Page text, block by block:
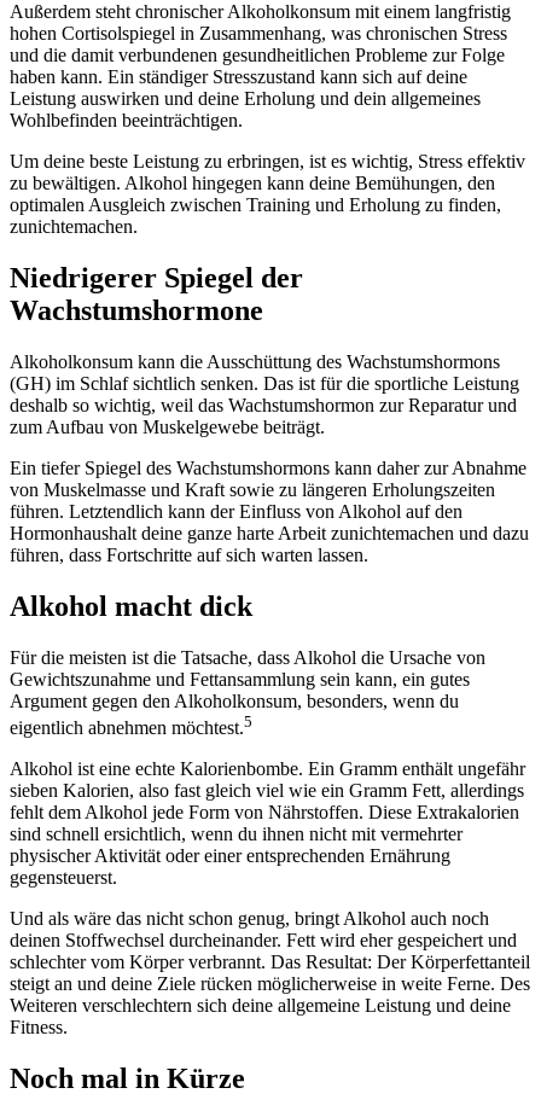
Außerdem steht chronischer Alkoholkonsum mit einem langfristig
hohen Cortisolspiegel in Zusammenhang, was chronischen Stress
und die damit verbundenen gesundheitlichen Probleme zur Folge
haben kann. Ein ständiger Stresszustand kann sich auf deine
Leistung auswirken und deine Erholung und dein allgemeines
Wohlbefinden beeinträchtigen.
Um deine beste Leistung zu erbringen, ist es wichtig, Stress effektiv
zu bewältigen. Alkohol hingegen kann deine Bemühungen, den
optimalen Ausgleich zwischen Training und Erholung zu finden,
zunichtemachen.
Niedrigerer Spiegel der
Wachstumshormone
Alkoholkonsum kann die Ausschüttung des Wachstumshormons
(GH) im Schlaf sichtlich senken. Das ist für die sportliche Leistung
deshalb so wichtig, weil das Wachstumshormon zur Reparatur und
zum Aufbau von Muskelgewebe beiträgt.
Ein tiefer Spiegel des Wachstumshormons kann daher zur Abnahme
von Muskelmasse und Kraft sowie zu längeren Erholungszeiten
führen. Letztendlich kann der Einfluss von Alkohol auf den
Hormonhaushalt deine ganze harte Arbeit zunichtemachen und dazu
führen, dass Fortschritte auf sich warten lassen.
Alkohol macht dick
Für die meisten ist die Tatsache, dass Alkohol die Ursache von
Gewichtszunahme und Fettansammlung sein kann, ein gutes
Argument gegen den Alkoholkonsum, besonders, wenn du
eigentlich abnehmen möchtest.5
Alkohol ist eine echte Kalorienbombe. Ein Gramm enthält ungefähr
sieben Kalorien, also fast gleich viel wie ein Gramm Fett, allerdings
fehlt dem Alkohol jede Form von Nährstoffen. Diese Extrakalorien
sind schnell ersichtlich, wenn du ihnen nicht mit vermehrter
physischer Aktivität oder einer entsprechenden Ernährung
gegensteuerst.
Und als wäre das nicht schon genug, bringt Alkohol auch noch
deinen Stoffwechsel durcheinander. Fett wird eher gespeichert und
schlechter vom Körper verbrannt. Das Resultat: Der Körperfettanteil
steigt an und deine Ziele rücken möglicherweise in weite Ferne. Des
Weiteren verschlechtern sich deine allgemeine Leistung und deine
Fitness.
Noch mal in Kürze